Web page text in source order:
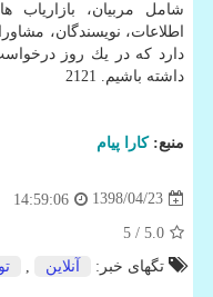
شامل مربیان، بازاریاب
اطلاعات، نویسندگان،
داشته باشیم. 2121
منبع:كارا پیام
1398/04/23
14:59:06
5.0
/ 5
تگهای خبر:
آنلاین